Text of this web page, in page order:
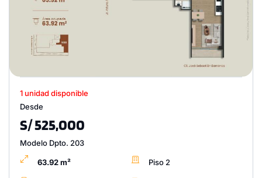
1 unidad disponible
Desde
S/ 525,000
Modelo Dpto. 203
63.92 m² Piso 2